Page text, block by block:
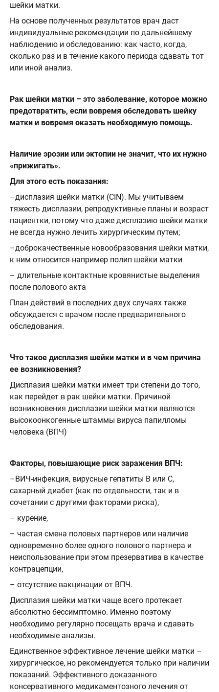
шейки матки.
На основе полученных результатов врач даст
индивидуальные рекомендации по дальнейшему
наблюдению и обследованию: как часто, когда,
сколько раз и в течение какого периода сдавать тот
или иной анализ.
Рак шейки матки – это заболевание, которое можно
предотвратить, если вовремя обследовать шейку
матки и вовремя оказать необходимую помощь.
Наличие эрозии или эктопии не значит, что их нужно
«прижигать».
Для этого есть показания:
–дисплазия шейки матки (CIN). Мы учитываем
тяжесть дисплазии, репродуктивные планы и возраст
пациентки, потому что даже дисплазию шейки матки
не всегда нужно лечить хирургическим путем;
–доброкачественные новообразования шейки матки,
к ним относится например полип шейки матки
– длительные контактные кровянистые выделения
после полового акта
План действий в последних двух случаях также
обсуждается с врачом после предварительного
обследования.
Что такое дисплазия шейки матки и в чем причина
ее возникновения?
Дисплазия шейки матки имеет три степени до того,
как перейдет в рак шейки матки. Причиной
возникновения дисплазии шейки матки являются
высокоонкогенные штаммы вируса папилломы
человека (ВПЧ)
Факторы, повышающие риск заражения ВПЧ:
–ВИЧ-инфекция, вирусные гепатиты В или С,
сахарный диабет (как по отдельности, так и в
сочетании с другими факторами риска),
– курение,
– частая смена половых партнеров или наличие
одновременно более одного полового партнера и
неиспользование при этом презерватива в качестве
контрацепции,
– отсутствие вакцинации от ВПЧ.
Дисплазия шейки матки чаще всего протекает
абсолютно бессимптомно. Именно поэтому
необходимо регулярно посещать врача и сдавать
необходимые анализы.
Единственное эффективное лечение шейки матки –
хирургическое, но рекомендуется только при наличии
показаний. Эффективного доказанного
консервативного медикаментозного лечения от